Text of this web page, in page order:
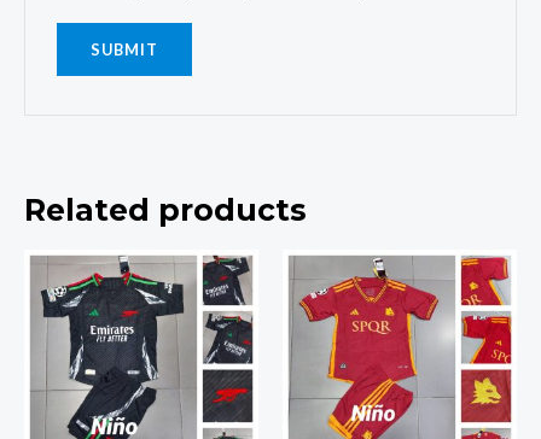
Related products